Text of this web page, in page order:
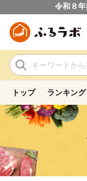
令和８
トップ ランキング